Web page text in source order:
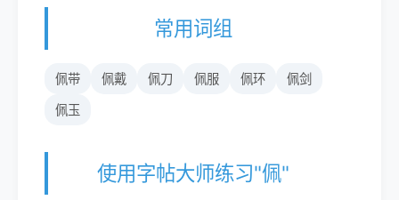
常用词组
佩带 佩戴 佩刀 佩服 佩环 佩剑
佩玉
使用字帖大师练习"佩"